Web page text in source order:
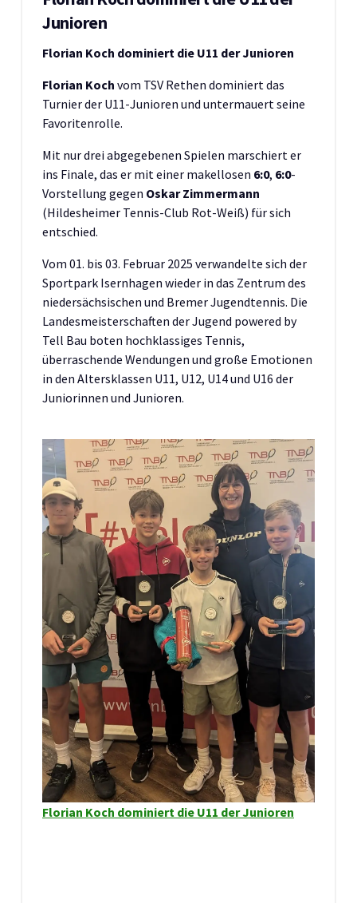
Junioren
Florian Koch dominiert die U11 der Junioren
Florian Koch vom TSV Rethen dominiert das
Turnier der U11-Junioren und untermauert seine
Favoritenrolle.
Mit nur drei abgegebenen Spielen marschiert er
ins Finale, das er mit einer makellosen 6:0, 6:0-
Vorstellung gegen Oskar Zimmermann
(Hildesheimer Tennis-Club Rot-Weiß) für sich
entschied.
Vom 01. bis 03. Februar 2025 verwandelte sich der
Sportpark Isernhagen wieder in das Zentrum des
niedersächsischen und Bremer Jugendtennis. Die
Landesmeisterschaften der Jugend powered by
Tell Bau boten hochklassiges Tennis,
überraschende Wendungen und große Emotionen
in den Altersklassen U11, U12, U14 und U16 der
Juniorinnen und Junioren.
Florian Koch dominiert die U11 der Junioren